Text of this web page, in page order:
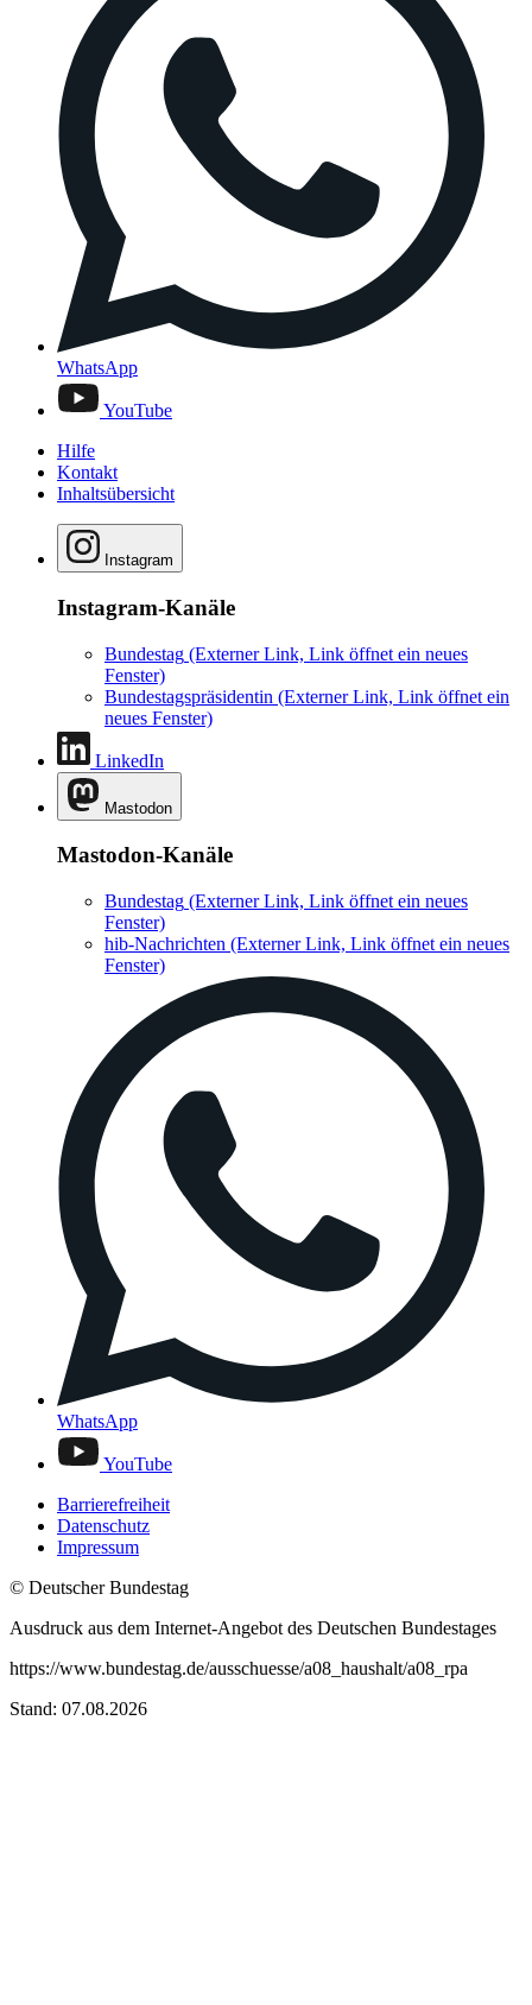
WhatsApp
YouTube
Hilfe
Kontakt
Inhaltsübersicht
Instagram
Instagram-Kanäle
Bundestag (Externer Link, Link öffnet ein neues
Fenster)
Bundestagspräsidentin (Externer Link, Link öffnet ein
neues Fenster)
LinkedIn
Mastodon
Mastodon-Kanäle
Bundestag (Externer Link, Link öffnet ein neues
Fenster)
hib-Nachrichten (Externer Link, Link öffnet ein neues
Fenster)
WhatsApp
YouTube
Barrierefreiheit
Datenschutz
Impressum
© Deutscher Bundestag
Ausdruck aus dem Internet-Angebot des Deutschen Bundestages
https://www.bundestag.de/ausschuesse/a08_haushalt/a08_rpa
Stand: 07.08.2026